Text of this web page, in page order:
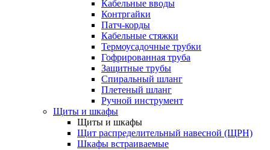
Кабельные вводы
Контргайки
Патч-корды
Кабельные стяжки
Термоусадочные трубки
Гофрированная труба
Защитные трубы
Спиральный шланг
Плетеный шланг
Ручной инструмент
Щиты и шкафы
Щиты и шкафы
Щит распределительный навесной (ЩРН)
Шкафы встраиваемые